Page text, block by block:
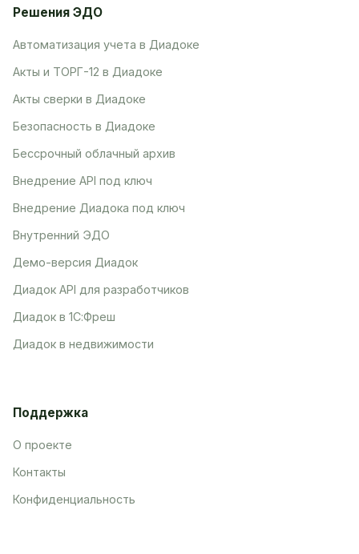
Решения ЭДО
Автоматизация учета в Диадоке
Акты и ТОРГ-12 в Диадоке
Акты сверки в Диадоке
Безопасность в Диадоке
Бессрочный облачный архив
Внедрение API под ключ
Внедрение Диадока под ключ
Внутренний ЭДО
Демо-версия Диадок
Диадок API для разработчиков
Диадок в 1С:Фреш
Диадок в недвижимости
Поддержка
О проекте
Контакты
Конфиденциальность